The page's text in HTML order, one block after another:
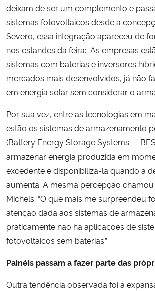
deixam de ser um complemento e
sistemas fotovoltaicos desde a
Severo, essa integração apareceu de
nos estandes da feira: “As empresas
sistemas com baterias e inversores
mercados mais desenvolvidos, já não
em energia solar sem considerar o
Por sua vez, entre as tecnologias em
estão os sistemas de armazenamento
(Battery Energy Storage Systems —
armazenar energia produzida em
excedente e disponibilizá-la quando a
aumenta. A mesma percepção
Michels: “O que mais me surpreendeu
atenção dada aos sistemas de
praticamente não há aplicações de
fotovoltaicos sem baterias.”
Painéis passam a fazer parte das
Outra tendência observada foi a